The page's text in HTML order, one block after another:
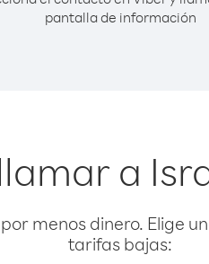
pantalla de información
a
menos dinero. Elige
tarifas bajas: